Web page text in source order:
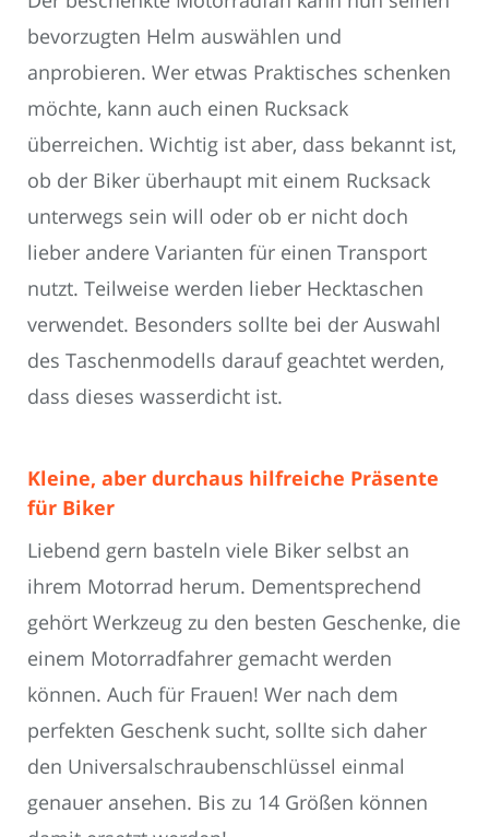
bevorzugten Helm auswählen und
anprobieren. Wer etwas Praktisches schenken
möchte, kann auch einen Rucksack
überreichen. Wichtig ist aber, dass bekannt ist,
ob der Biker überhaupt mit einem Rucksack
unterwegs sein will oder ob er nicht doch
lieber andere Varianten für einen Transport
nutzt. Teilweise werden lieber Hecktaschen
verwendet. Besonders sollte bei der Auswahl
des Taschenmodells darauf geachtet werden,
dass dieses wasserdicht ist.
Kleine, aber durchaus hilfreiche Präsente
für Biker
Liebend gern basteln viele Biker selbst an
ihrem Motorrad herum. Dementsprechend
gehört Werkzeug zu den besten Geschenke, die
einem Motorradfahrer gemacht werden
können. Auch für Frauen! Wer nach dem
perfekten Geschenk sucht, sollte sich daher
den Universalschraubenschlüssel einmal
genauer ansehen. Bis zu 14 Größen können